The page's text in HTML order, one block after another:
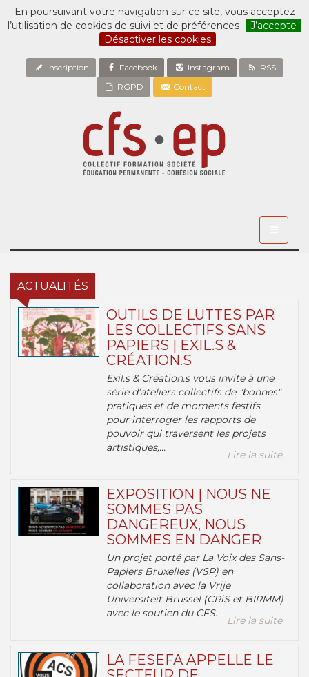
En poursuivant votre navigation sur ce site, vous acceptez
l’utilisation de cookies de suivi et de préférences
J’accepte
Désactiver les cookies
Inscription Facebook Instagram
RSS
RGPD
Contact
ACTUALITÉS
OUTILS DE LUTTES PAR
LES COLLECTIFS SANS
PAPIERS | EXIL.S &
CRÉATION.S
Exil.s & Création.s vous invite à une
série d’ateliers collectifs de "bonnes"
pratiques et de moments festifs
pour interroger les rapports de
pouvoir qui traversent les projets
artistiques,...
Lire la suite
EXPOSITION | NOUS NE
SOMMES PAS
DANGEREUX, NOUS
SOMMES EN DANGER
Un projet porté par La Voix des Sans-
Papiers Bruxelles (VSP) en
collaboration avec la Vrije
Universiteit Brussel (CRiS et BIRMM)
avec le soutien du CFS.
Lire la suite
LA FESEFA APPELLE LE